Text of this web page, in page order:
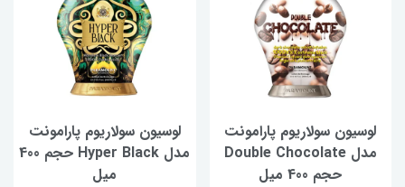
لوسیون سولاریوم پارامونت
مدل Double Chocolate
حجم 400 میل
لوسیون سولاریوم پارامونت
مدل Hyper Black حجم 400
میل